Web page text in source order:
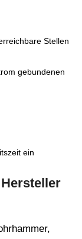
Stellen
gebundenen
ein